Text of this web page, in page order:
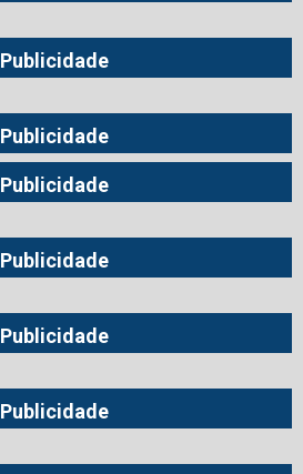
Publicidade
Publicidade
Publicidade
Publicidade
Publicidade
Publicidade